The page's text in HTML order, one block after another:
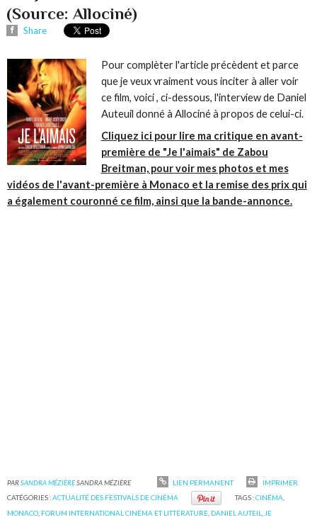
(Source: Allociné)
Share
Pour complèter l'article précèdent et parce
que je veux vraiment vous inciter à aller voir
ce film, voici , ci-dessous, l'interview de Daniel
Auteuil donné à Allociné à propos de celui-ci.
Cliquez ici pour lire ma critique en avant-
première de "Je l'aimais" de Zabou
Breitman, pour voir mes photos et mes
vidéos de l'avant-première à Monaco et la remise des prix qui
a également couronné ce film, ainsi que la bande-annonce.
PARSANDRA MÉZIÈRESANDRA MÉZIÈRE LIEN PERMANENT
IMPRIMER
CATÉGORIES :ACTUALITÉ DES FESTIVALS DE CINÉMA TAGS :CINÉMA
MONACO FORUM INTERNATIONAL CINÉMA ET LITTÉRATURE DANIEL AUTEIL
JE